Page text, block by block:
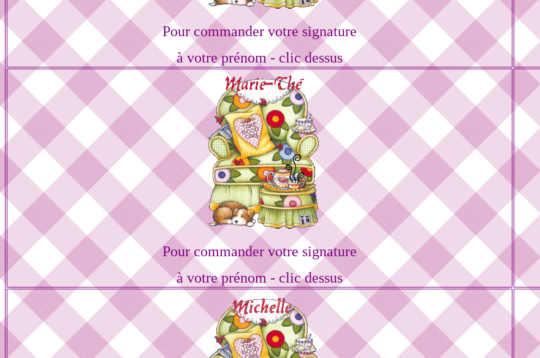
Pour commander votre signature
à votre prénom - clic dessus
Pour commander votre signature
à votre prénom - clic dessus